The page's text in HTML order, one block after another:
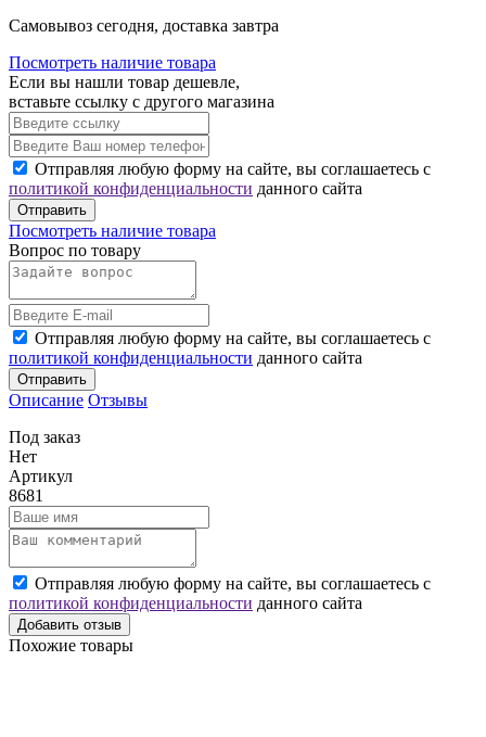
Cамовывоз сегодня, доставка завтра
Посмотреть наличие товара
Если вы нашли товар дешевле,
вставьте ссылку с другого магазина
Отправляя любую форму на сайте, вы соглашаетесь с
политикой конфиденциальности данного сайта
Отправить
Посмотреть наличие товара
Вопрос по товару
Отправляя любую форму на сайте, вы соглашаетесь с
политикой конфиденциальности данного сайта
Отправить
Описание Отзывы
Под заказ
Нет
Артикул
8681
Отправляя любую форму на сайте, вы соглашаетесь с
политикой конфиденциальности данного сайта
Добавить отзыв
Похожие товары